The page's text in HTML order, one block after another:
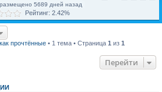
5689 дней назад
Рейтинг: 2.42%
прочтённые• 1 тема • Страница 1 из 1
Перейти